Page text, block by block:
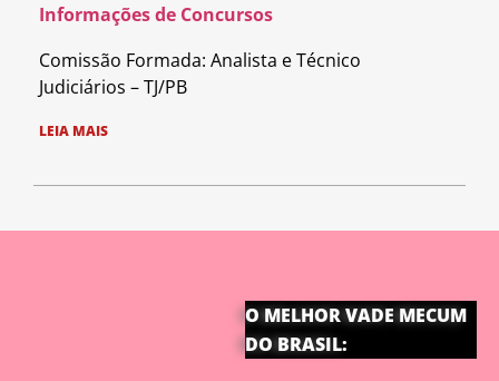
Informações de Concursos
Comissão Formada: Analista e Técnico
Judiciários – TJ/PB
LEIA MAIS
O MELHOR VADE MECUM
DO BRASIL: